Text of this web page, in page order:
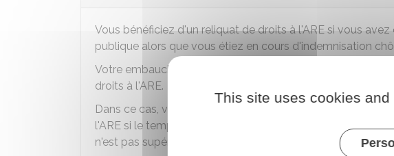
Vous bénéficiez d'un reliquat de droits à l'ARE si vous
publique alors que vous étiez en cours d'indemnisation
Votre embauche a suspendu votre indemnisation, mais
droits à l'ARE.
Dans ce cas, vous pouvez bénéficier, à la suite de votre
l'ARE si le temps écoulé depuis la date d'admission à la
n'est pas supérieur à la durée de cette période augmentée
This site uses cookies